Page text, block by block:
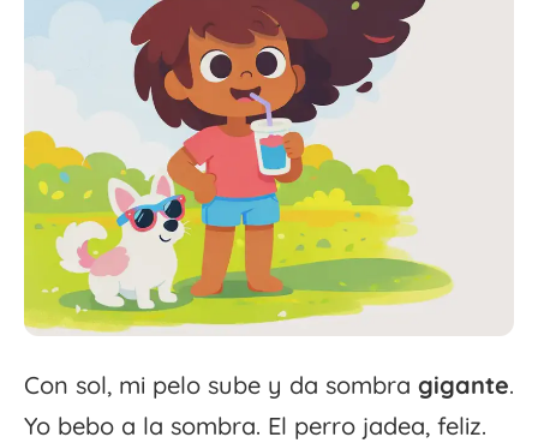
Con sol, mi pelo sube y da sombra gigante.
Yo bebo a la sombra. El perro jadea, feliz.